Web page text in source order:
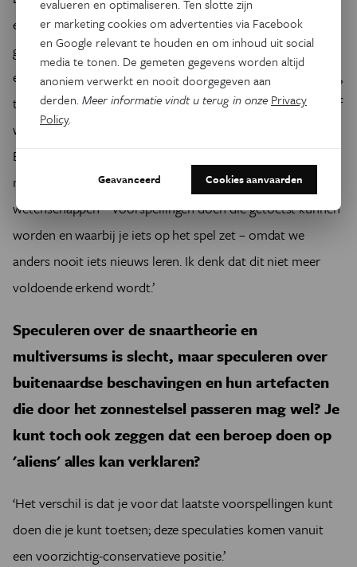
er met je vrienden over praten. En als je in een grote
gelijkgezinde gemeenschap zit, kunnen jullie elkaar steunen
en respecteren, en elkaar met awards belonen – fantastisch,
toch? Het is pas wanneer je je geld wil opvragen en effectief
wil spenderen dat je beseft dat je eigenlijk niets hebt.
Experimenten kunnen dienen als reality check, net zoals
naar de bankautomaat gaan. Die toetsing is essentieel in de
wetenschappen – voorspellingen doen die getoetst kunnen
worden en waarbij je iets op het spel zet – omdat we
anders nooit iets nieuws leren. Ik denk dat dit niet meer
voldoende erkend wordt.’
Speculeren over de snaartheorie en
multiversums is slecht, maar speculeren over
buitenaardse beschavingen en hun artefacten
die door het zonnestelsel passeren mag wel? Je
kunt toch ook zeggen dat een beroep doen op
'aliens' alles kan verklaren?
‘Het verschil is dat je voor dat laatste voorspellingen kunt
doen die je kunt toetsen;deze speculaties komen vanuit
een voorzichtig-conservatieve positie.’
evalueren en optimaliseren. Ten slotte zijn
er marketing cookies om advertenties via Facebook
en Google relevant te houden en om inhoud uit social
media te tonen. De gemeten gegevens worden altijd
anoniem verwerkt en nooit doorgegeven aan
derden.Meer informatie vindt u terug in onze Privacy
Policy.
Geavanceerd Cookies aanvaarden